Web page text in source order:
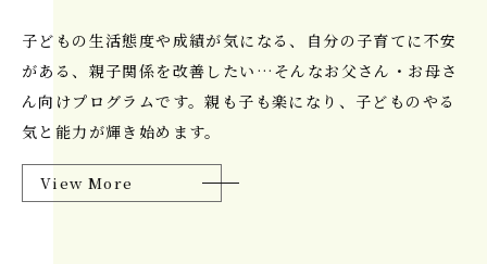
子どもの生活態度や成績が気になる、自分の子育てに不安
がある、親子関係を改善したい…そんなお父さん・お母さ
ん向けプログラムです。親も子も楽になり、子どものやる
気と能力が輝き始めます。
View More